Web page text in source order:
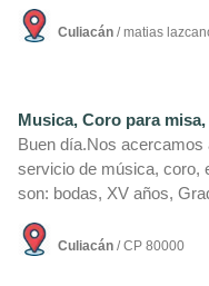
Culiacán / matias
Musica, Coro para
Buen dí­a.Nos
servicio de música, coro,
son: bodas, XV años,
Culiacán / CP 80000